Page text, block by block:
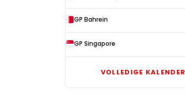
GP Bahrein
GP Singapore
VOLLEDIGE KALENDER